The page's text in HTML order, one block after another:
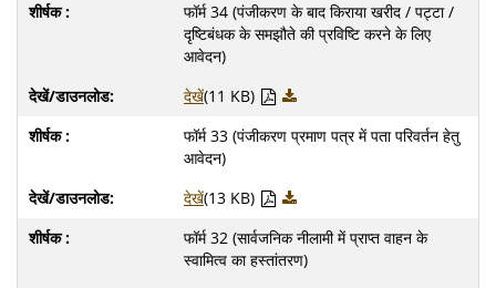
फॉर्म 34 (पंजीकरण के बाद किराया खरीद / पट्टा /
दृष्टिबंधक के समझौते की प्रविष्टि करने के लिए
आवेदन)
देखें(11 KB)
फॉर्म 33 (पंजीकरण प्रमाण पत्र में पता परिवर्तन हेतु
आवेदन)
देखें(13 KB)
फॉर्म 32 (सार्वजनिक नीलामी में प्राप्त वाहन के
स्वामित्व का हस्तांतरण)